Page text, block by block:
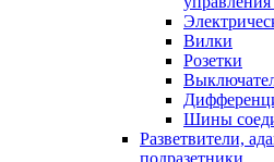
Вилки
Розетки
Шины
Разветвители,
подразетники